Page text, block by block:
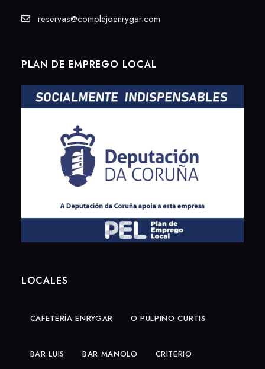
reservas@complejoenrygar.com
PLAN DE EMPREGO LOCAL
LOCALES
CAFETERÍA ENRYGAR O PULPIÑO CURTIS
BAR LUIS BAR MANOLO CRITERIO